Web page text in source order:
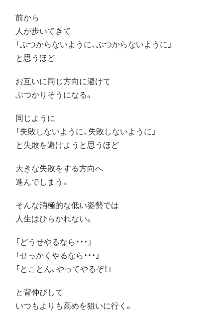
前から
人が歩いてきて
「ぶつからないように、ぶつからないように」
と思うほど
お互いに同じ方向に避けて
ぶつかりそうになる。
同じように
「失敗しないように、失敗しないように」
と失敗を避けようと思うほど
大きな失敗をする方向へ
進んでしまう。
そんな消極的な低い姿勢では
人生はひらかれない。
「どうせやるなら・・・」
「せっかくやるなら・・・」
「とことん、やってやるぞ！」
と背伸びして
いつもよりも高めを狙いに行く。